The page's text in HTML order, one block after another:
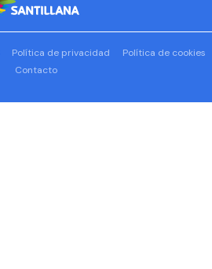
Política de privacidad
Política de cookies
Contacto